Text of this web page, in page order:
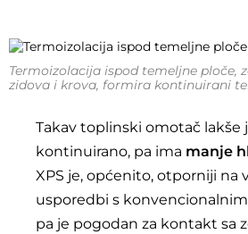
Termoizolacija ispod temeljne ploče,
zidova i krova, formira kontinuirani
Takav toplinski omotač lakše
kontinuirano, pa ima manje
XPS je, općenito, otporniji na
usporedbi s konvencionalnim
pa je pogodan za kontakt sa